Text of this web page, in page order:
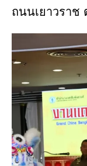
ถนนเยาวราช